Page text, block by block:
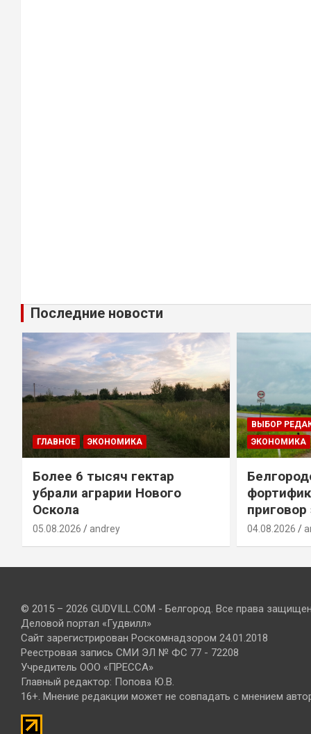
Последние новости
ГЛАВНОЕ ЭКОНОМИКА
Более 6 тысяч гектар
убрали аграрии Нового
Оскола
05.08.2026 andrey
ВЫБОР
ЭКОНОМИКА
04.08.2026
© 2015 – 2026 GUDVILL.COM - Белгород. Все права
Деловой портал «Гудвилл»
Сайт зарегистрирован Роскомнадзором 24.01.2018
Реестровая запись СМИ ЭЛ № ФС 77 - 72208
Учредитель ООО «ПРЕССА»
Главный редактор: Попова Ю.В.
16+. Мнение редакции может не совпадать с мнением